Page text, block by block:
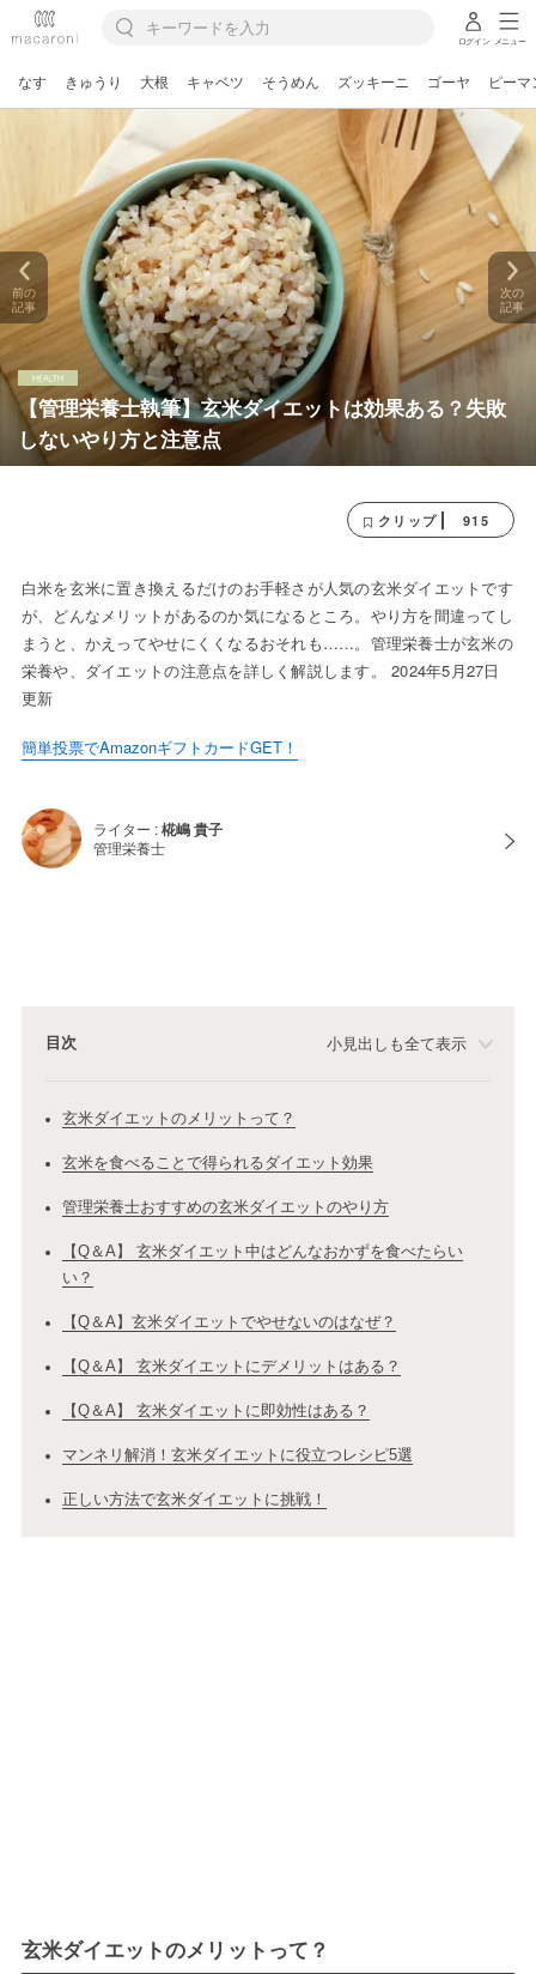
ログイン メニュー
なす きゅうり 大根 キャベツ そうめん ズッキーニ ゴーヤ ピーマ
【管理栄養士執筆】玄米ダイエットは効果ある？失敗
しないやり方と注意点
前の
記事
次の
記事
クリップ 915
白米を玄米に置き換えるだけのお手軽さが人気の玄米ダイエットです
が、どんなメリットがあるのか気になるところ。やり方を間違ってし
まうと、かえってやせにくくなるおそれも……。管理栄養士が玄米の
栄養や、ダイエットの注意点を詳しく解説します。 2024年5月27日
更新
簡単投票でAmazonギフトカードGET！
ライター :椛嶋 貴子
管理栄養士
目次 小見出しも全て表示
玄米ダイエットのメリットって？
玄米を食べることで得られるダイエット効果
管理栄養士おすすめの玄米ダイエットのやり方
【Q＆A】 玄米ダイエット中はどんなおかずを食べたらい
い？
【Q＆A】玄米ダイエットでやせないのはなぜ？
【Q＆A】 玄米ダイエットにデメリットはある？
【Q＆A】 玄米ダイエットに即効性はある？
マンネリ解消！玄米ダイエットに役立つレシピ5選
正しい方法で玄米ダイエットに挑戦！
玄米ダイエットのメリットって？